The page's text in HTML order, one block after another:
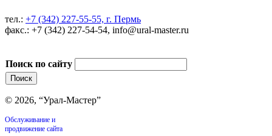
тел.: +7 (342) 227-55-55, г. Пермь
факс.: +7 (342) 227-54-54, info@ural-master.ru
Поиск по сайту
© 2026, “Урал-Мастер”
Обслуживание и
продвижение сайта